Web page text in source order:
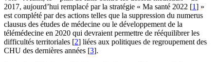
2017, aujourd’hui remplacé par la stratégie « Ma santé 2022 [1] »
est complété par des actions telles que la suppression du numerus
clausus des études de médecine ou le développement de la
télémédecine en 2020 qui devraient permettre de rééquilibrer les
difficultés territoriales [2] liées aux politiques de regroupement des
CHU des dernières années [3].